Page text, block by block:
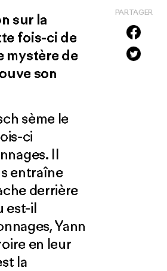
PARTAGER
sur la
fois-ci de
mystère de
son
sème le
ci
Il
entraîne
derrière
est-il
Yann
en leur
la